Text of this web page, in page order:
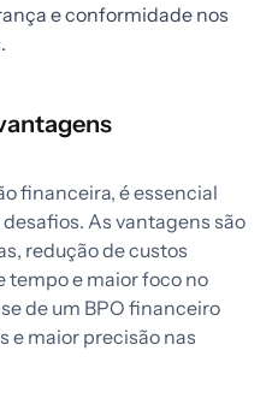
e conformidade nos
financeira, é essencial
As vantagens são
redução de custos
tempo e maior foco no
de um BPO financeiro
e maior precisão nas